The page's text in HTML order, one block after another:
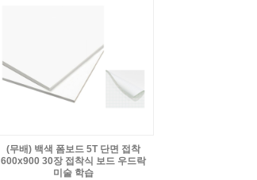
(무배) 백색 폼보드 5T 단면 접착
600x900 30장 접착식 보드 우드락
미술 학습